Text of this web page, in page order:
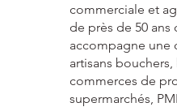
commerciale et
de près de 50 ans
accompagne une
artisans bouchers,
commerces de
supermarchés,